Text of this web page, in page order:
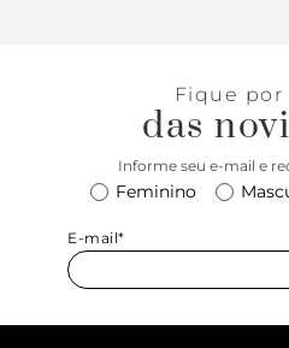
deixando o visual incrível e chic.
Fique
das
Informe seu e-mail e
Feminino
E-mail*